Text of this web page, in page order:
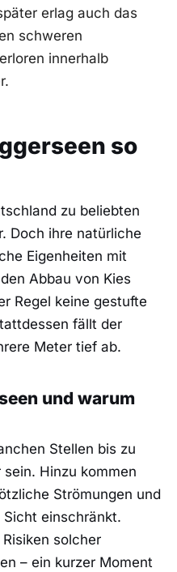
erlag auch das
schweren
innerhalb
so
zu beliebten
Doch ihre natürliche
Eigenheiten mit
Abbau von Kies
Regel keine gestufte
fällt der
Meter tief ab.
und warum
Stellen bis zu
Hinzu kommen
Strömungen und
einschränkt.
solcher
– ein kurzer Moment